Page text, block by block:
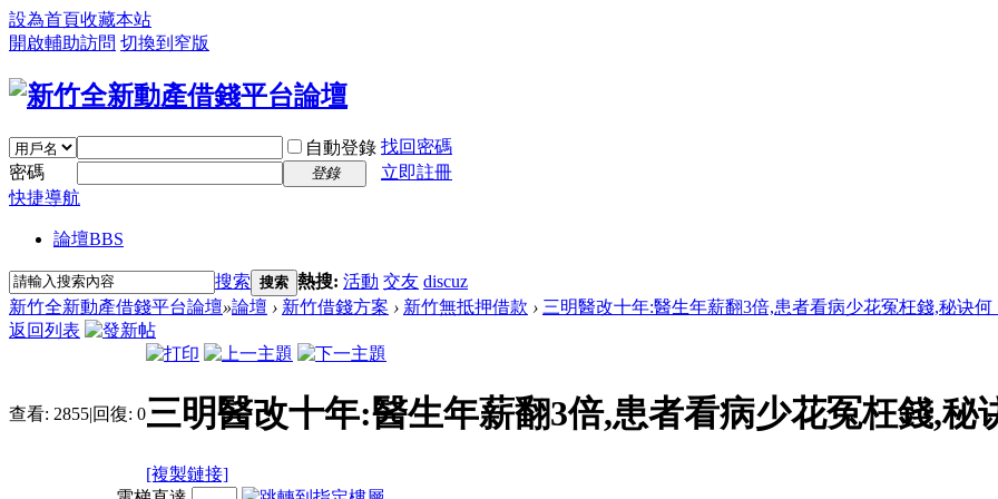
設為首頁收藏本站
開啟輔助訪問 切換到窄版
自動登錄 找回密碼
密碼
登錄
立即註冊
快捷導航
論壇BBS
搜索 搜索 熱搜: 活動 交友 discuz
新竹全新動產借錢平台論壇»論壇 › 新竹借錢方案 › 新竹無抵押借款 › 三明醫改十年:醫生年薪翻3倍,患者看病少花冤枉錢,秘诀何
返回列表
查看: 2855|回復: 0三明醫改十年:醫生年薪翻3倍,患者看病少花冤枉錢,秘
[複製鏈接]